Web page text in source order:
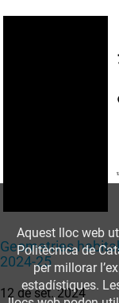
Geometries
2024-25
12 de set. 2024
Aquest lloc web
Politècnica de
per millorar
estadístiques.